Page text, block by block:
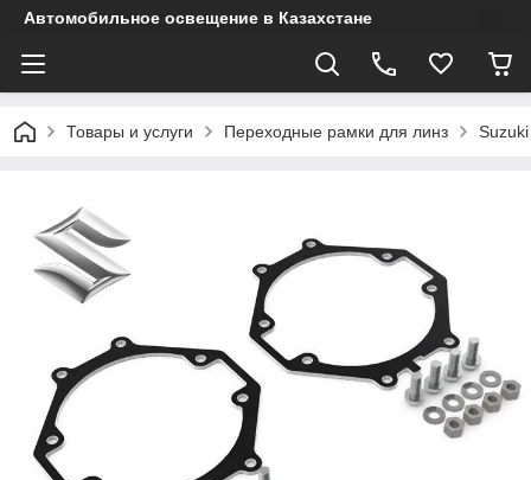
Автомобильное освещение в Казахстане
Товары и услуги Переходные рамки для линз Suzuki